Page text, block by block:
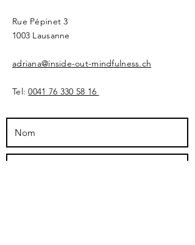
​Rue Pépinet 3
1003 Lausanne
adriana@inside-out-mindfulness.ch
Tel:0041 76 330 58 16